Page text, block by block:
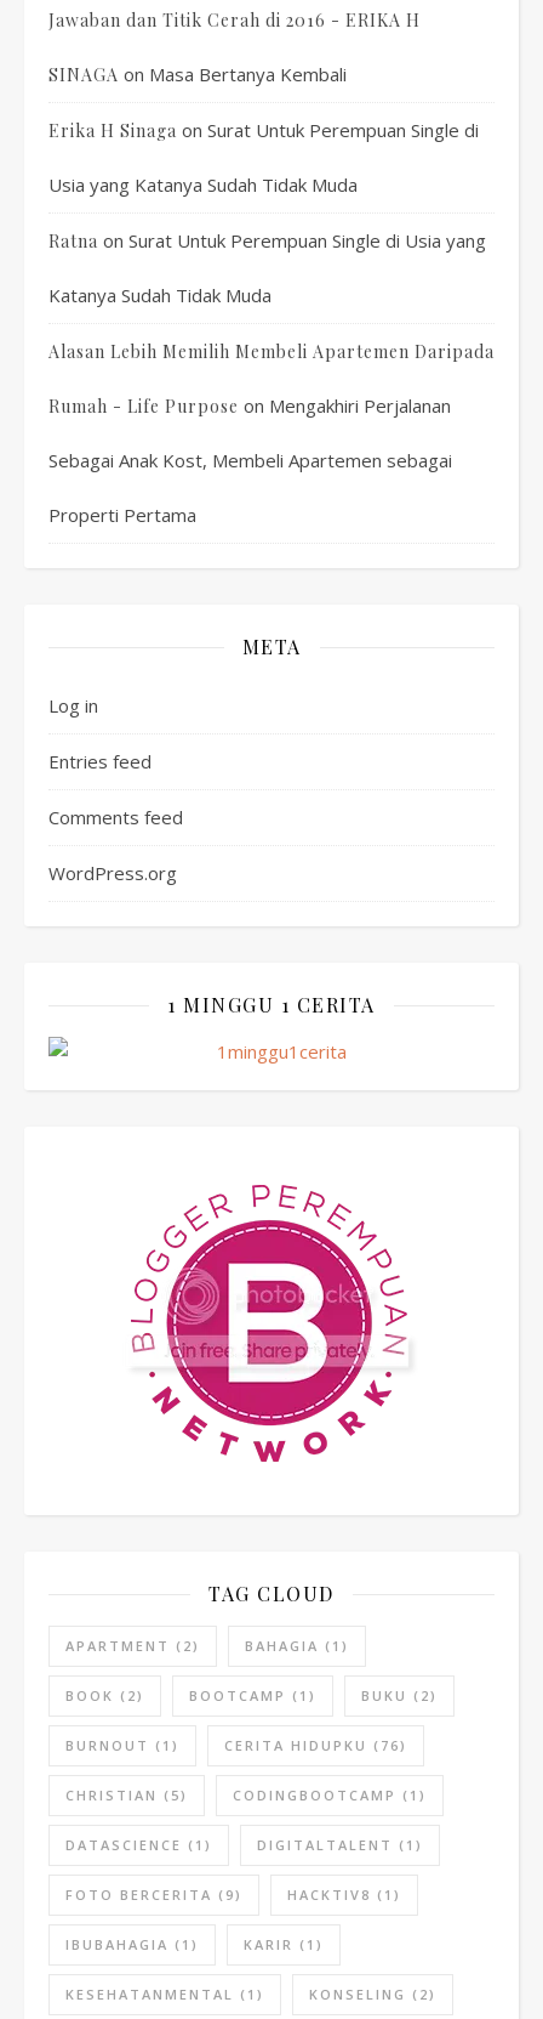
Jawaban dan Titik Cerah di 2016 - ERIKA H
SINAGA on Masa Bertanya Kembali
Erika H Sinaga on Surat Untuk Perempuan Single di
Usia yang Katanya Sudah Tidak Muda
Ratna on Surat Untuk Perempuan Single di Usia yang
Katanya Sudah Tidak Muda
Alasan Lebih Memilih Membeli Apartemen Daripada
Rumah - Life Purpose on Mengakhiri Perjalanan
Sebagai Anak Kost, Membeli Apartemen sebagai
Properti Pertama
META
Log in
Entries feed
Comments feed
WordPress.org
1 MINGGU 1 CERITA
TAG CLOUD
APARTMENT (2) BAHAGIA (1)
BOOK (2) BOOTCAMP (1) BUKU (2)
BURNOUT (1) CERITA HIDUPKU (76)
CHRISTIAN (5) CODINGBOOTCAMP (1)
DATASCIENCE (1) DIGITALTALENT (1)
FOTO BERCERITA (9) HACKTIV8 (1)
IBUBAHAGIA (1) KARIR (1)
KESEHATANMENTAL (1) KONSELING (2)